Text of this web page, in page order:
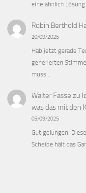
eine ähnlich
Robin Berthold
20/09/2025
Hab jetzt gerade
generierten
muss…
Walter Fasse zu
was das mit den
05/09/2025
Gut gelungen.
Scheide hält das